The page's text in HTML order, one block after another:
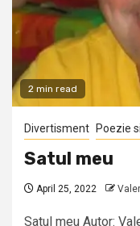
2 min read
Divertisment Poezie
Satul meu
April 25, 2022
Satul meu Autor: